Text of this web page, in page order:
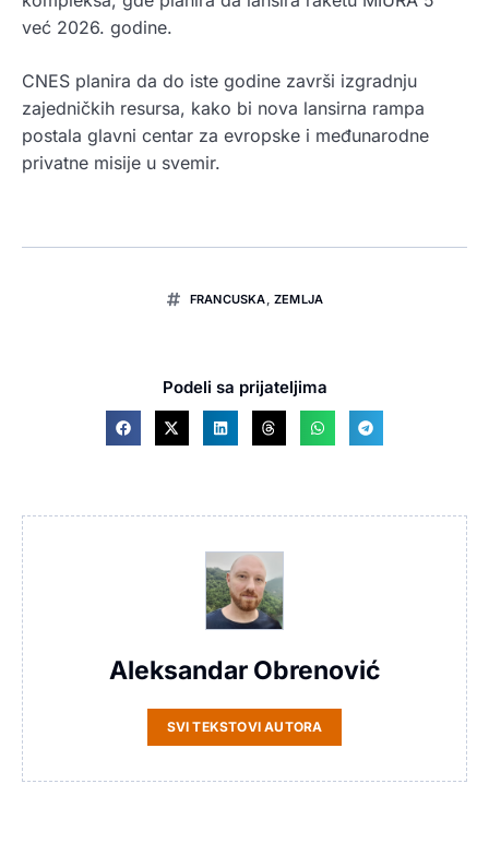
već 2026. godine.
CNES planira da do iste godine završi izgradnju
zajedničkih resursa, kako bi nova lansirna rampa
postala glavni centar za evropske i međunarodne
privatne misije u svemir.
FRANCUSKA, ZEMLJA
Podeli sa prijateljima
Aleksandar Obrenović
SVI TEKSTOVI AUTORA